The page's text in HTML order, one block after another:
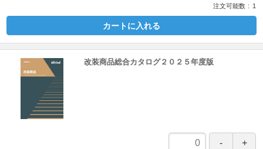
注文可能数
1
カートに入れる
改装商品総合カタログ２０２５年度版